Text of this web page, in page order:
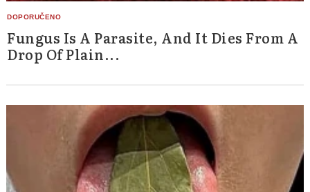
Fungus Is A Parasite, And It Dies From A
Drop Of Plain...